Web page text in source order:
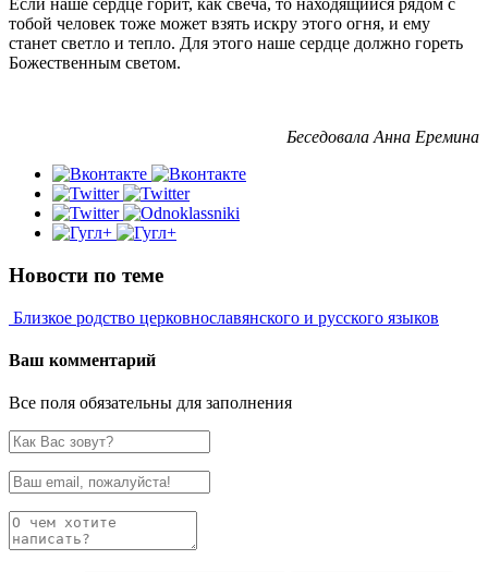
Если наше сердце горит, как свеча, то находящийся рядом с
тобой человек тоже может взять искру этого огня, и ему
станет светло и тепло. Для этого наше сердце должно гореть
Божественным светом.
Беседовала Анна Еремина
Новости по теме
Близкое родство церковнославянского и русского языков
Ваш комментарий
Все поля обязательны для заполнения